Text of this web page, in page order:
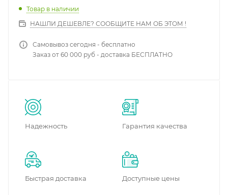
Товар в наличии
НАШЛИ ДЕШЕВЛЕ? СООБЩИТЕ НАМ ОБ ЭТОМ !
Самовывоз сегодня - бесплатно
Заказ от 60 000 руб - доставка БЕСПЛАТНО
Надежность Гарантия качества
Быстрая доставка Доступные цены